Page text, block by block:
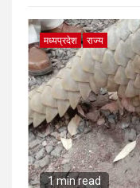
मध्यप्रदेश राज्य
1 min read